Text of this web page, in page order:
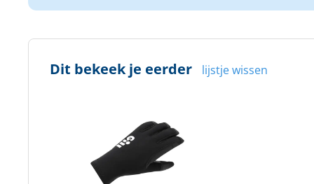
Dit bekeek je eerder lijstje wissen